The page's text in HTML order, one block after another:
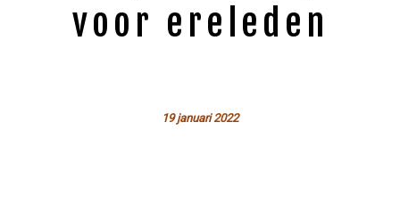
voor ereleden
19 januari 2022